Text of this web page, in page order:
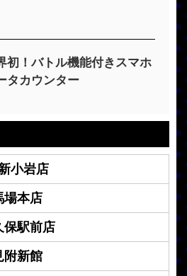
初！バトル機能付きスマホ
タカウンター
小岩店
場本店
保駅前店
附新館